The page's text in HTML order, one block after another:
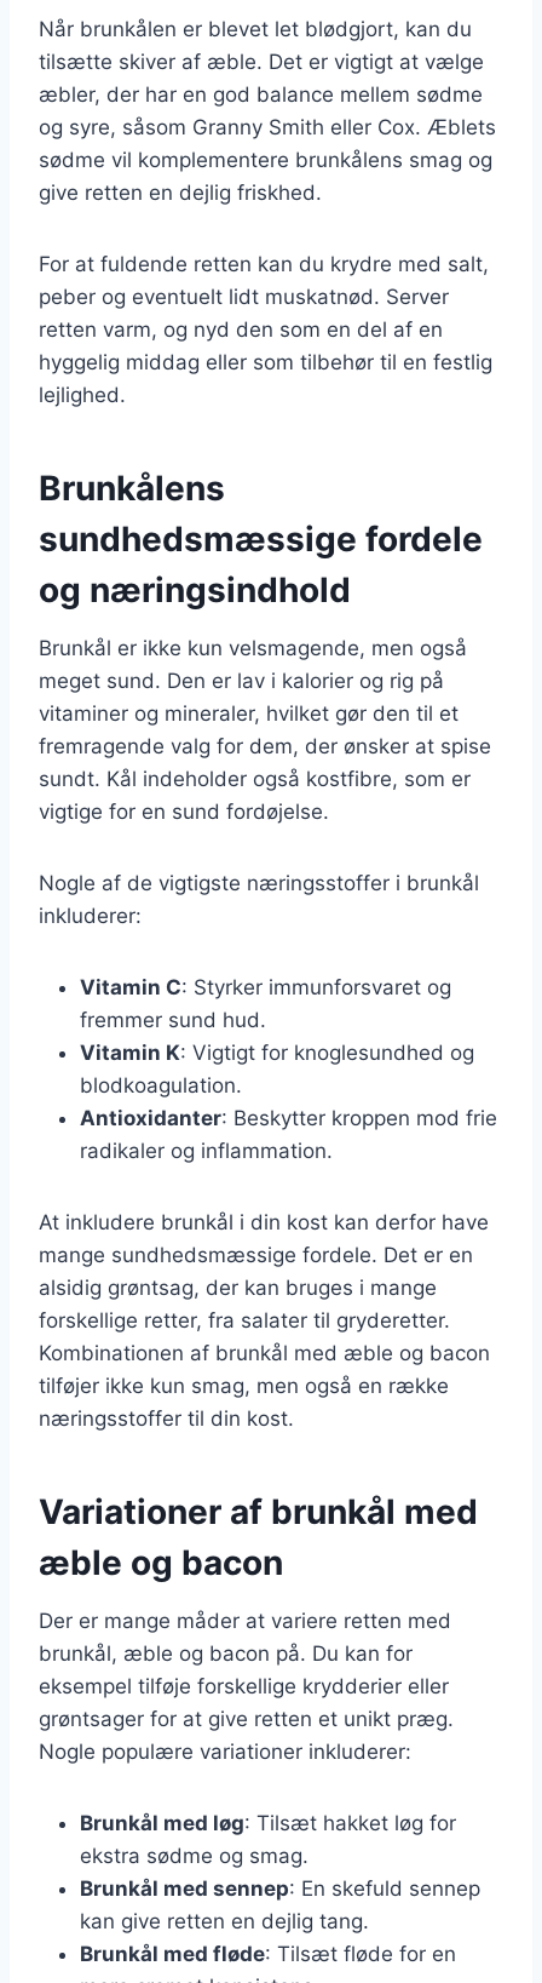
Når brunkålen er blevet let blødgjort, kan du
tilsætte skiver af æble. Det er vigtigt at vælge
æbler, der har en god balance mellem sødme
og syre, såsom Granny Smith eller Cox. Æblets
sødme vil komplementere brunkålens smag og
give retten en dejlig friskhed.
For at fuldende retten kan du krydre med salt,
peber og eventuelt lidt muskatnød. Server
retten varm, og nyd den som en del af en
hyggelig middag eller som tilbehør til en festlig
lejlighed.
Brunkålens
sundhedsmæssige fordele
og næringsindhold
Brunkål er ikke kun velsmagende, men også
meget sund. Den er lav i kalorier og rig på
vitaminer og mineraler, hvilket gør den til et
fremragende valg for dem, der ønsker at spise
sundt. Kål indeholder også kostfibre, som er
vigtige for en sund fordøjelse.
Nogle af de vigtigste næringsstoffer i brunkål
inkluderer:
Vitamin C: Styrker immunforsvaret og
fremmer sund hud.
Vitamin K: Vigtigt for knoglesundhed og
blodkoagulation.
Antioxidanter: Beskytter kroppen mod frie
radikaler og inflammation.
At inkludere brunkål i din kost kan derfor have
mange sundhedsmæssige fordele. Det er en
alsidig grøntsag, der kan bruges i mange
forskellige retter, fra salater til gryderetter.
Kombinationen af brunkål med æble og bacon
tilføjer ikke kun smag, men også en række
næringsstoffer til din kost.
Variationer af brunkål med
æble og bacon
Der er mange måder at variere retten med
brunkål, æble og bacon på. Du kan for
eksempel tilføje forskellige krydderier eller
grøntsager for at give retten et unikt præg.
Nogle populære variationer inkluderer:
Brunkål med løg: Tilsæt hakket løg for
ekstra sødme og smag.
Brunkål med sennep: En skefuld sennep
kan give retten en dejlig tang.
Brunkål med fløde: Tilsæt fløde for en